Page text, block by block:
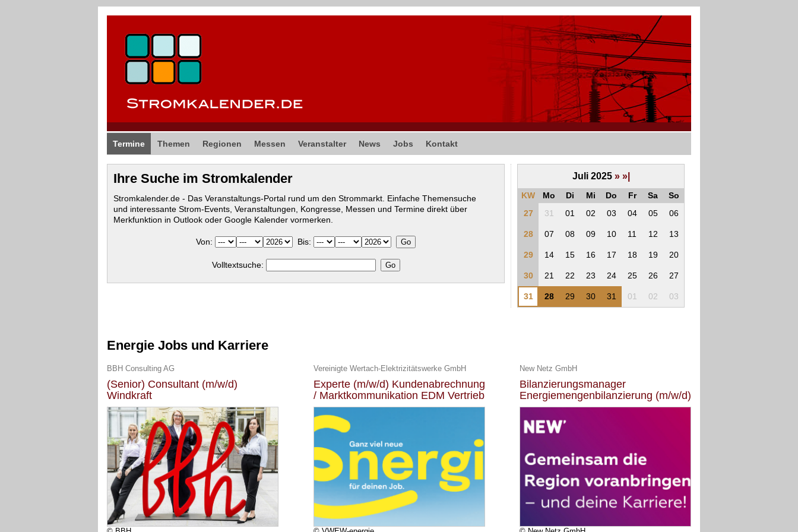
Termine Themen Regionen Messen Veranstalter News Jobs Kontakt
Ihre Suche im Stromkalender
Stromkalender.de - Das Veranstaltungs-Portal rund um den Strommarkt. Einfache Themensuche
und interessante Strom-Events, Veranstaltungen, Kongresse, Messen und Termine direkt über
Merkfunktion in Outlook oder Google Kalender vormerken.
Von: Bis:
Volltextsuche:
Juli 2025 » »|
KW Mo Di Mi Do Fr Sa
So
27
31 01 02 03 04 05 06
28 07 08 09 10 11 12 13
29 14 15 16 17 18 19 20
30 21 22 23 24 25 26 27
31 28 29 30 31 01 02 03
Energie Jobs und Karriere
BBH Consulting AG
(Senior) Consultant (m/w/d)
Windkraft
Vereinigte Wertach-Elektrizitätswerke GmbH
Experte (m/w/d) Kundenabrechnung
/ Marktkommunikation EDM Vertrieb
New Netz GmbH
Bilanzierungsmanager
Energiemengenbilanzierung (m/w/d)